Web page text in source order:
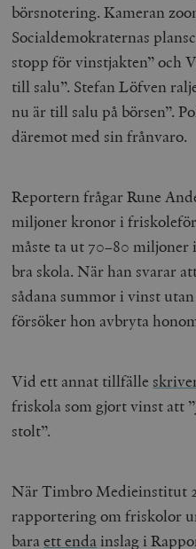
börsnotering. Kameran
Socialdemokraternas
stopp för vinstjakten” och
till salu”. Stefan Löfven
nu är till salu på börsen”.
däremot med sin frånvaro.
Reportern frågar Rune
miljoner kronor i
måste ta ut 70–80
bra skola. När han svarar
sådana summor i vinst
försöker hon avbryta
Vid ett annat tillfälle
friskola som gjort vinst att
stolt”.
När Timbro Medieinstitut
rapportering om friskolor
baraett enda inslag i